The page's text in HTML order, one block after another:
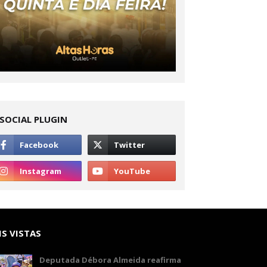
SOCIAL PLUGIN
VISTAS
Deputada Débora Almeida reafirma